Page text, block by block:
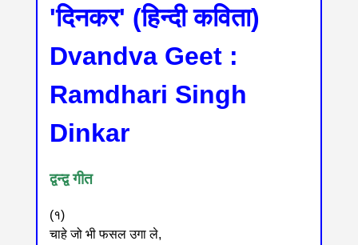
'दिनकर' (हिन्दी कविता)
Dvandva Geet :
Ramdhari Singh
Dinkar
द्वन्द्व गीत
(१)
चाहे जो भी फसल उगा ले,